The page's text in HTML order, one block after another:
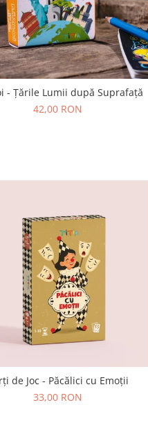
- Țările Lumii după Suprafață
42,00 RON
de Joc - Păcălici cu Emoții
33,00 RON